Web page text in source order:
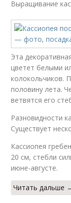
Выращивание
Эта
цветет белыми
колокольчиков.
половину лета.
ветвятся его
Разновидности
Существует
Кассиопея
20 см, стебли
июне-августе.
Читать дальше